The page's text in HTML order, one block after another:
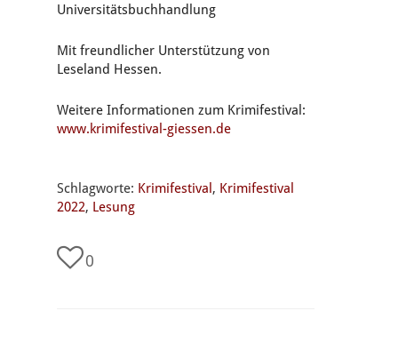
Universitätsbuchhandlung
Mit freundlicher Unterstützung von
Leseland Hessen.
Weitere Informationen zum Krimifestival:
www.krimifestival-giessen.de
Schlagworte: Krimifestival , Krimifestival
2022, Lesung
0